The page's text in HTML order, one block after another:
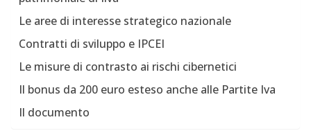
Le aree di interesse strategico nazionale
Contratti di sviluppo e IPCEI
Le misure di contrasto ai rischi cibernetici
Il bonus da 200 euro esteso anche alle Partite Iva
Il documento